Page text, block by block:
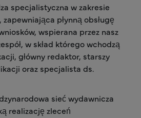
specjalistyczna w zakresie
płynną obsługę
wspierana przez nasz
w skład którego wchodzą
główny redaktor, starszy
oraz specjalista ds.
sieć wydawnicza
realizację zleceń